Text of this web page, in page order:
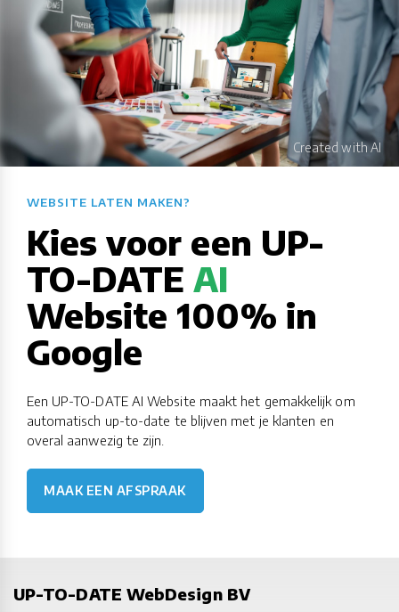
WEBSITE LATEN MAKEN?​​​​​​​​​​​​​​
Kies voor een UP-
TO-DATE AI
Website 100% in
Google
Een UP-TO-DATE AI Website maakt het gemakkelijk om
automatisch up-to-date te blijven met je klanten en
overal aanwezig te zijn.
MAAK EEN AFSPRAAK
UP-TO-DATE WebDesign BV